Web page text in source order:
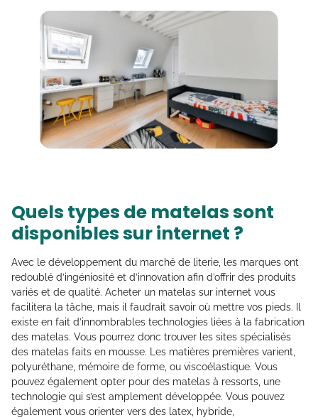
Quels types de matelas sont
disponibles sur internet ?
Avec le développement du marché de literie, les marques ont
redoublé d’ingéniosité et d’innovation afin d’offrir des produits
variés et de qualité. Acheter un matelas sur internet vous
facilitera la tâche, mais il faudrait savoir où mettre vos pieds. Il
existe en fait d’innombrables technologies liées à la fabrication
des matelas. Vous pourrez donc trouver les sites spécialisés
des matelas faits en mousse. Les matières premières varient,
polyuréthane, mémoire de forme, ou viscoélastique. Vous
pouvez également opter pour des matelas à ressorts, une
technologie qui s’est amplement développée. Vous pouvez
également vous orienter vers des latex, hybride,